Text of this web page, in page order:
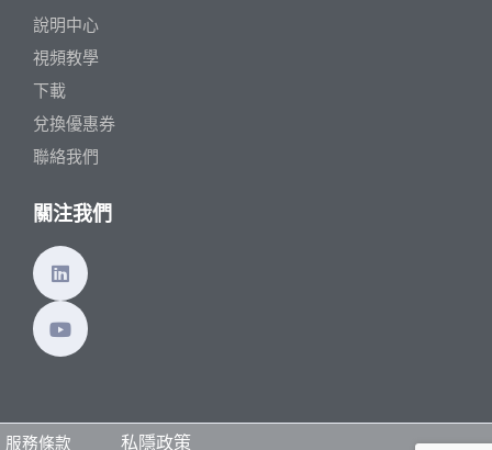
說明中心
視頻教學
下載
兌換優惠券
聯絡我們
關注我們
服務條款 私隱政策